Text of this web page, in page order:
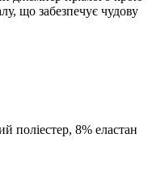
що забезпечує чудову
поліестер, 8% еластан